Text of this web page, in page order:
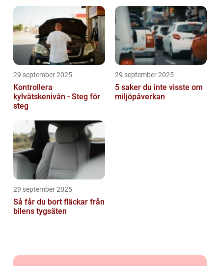
29 september 2025
Kontrollera
kylvätskenivån - Steg för
steg
29 september 2025
5 saker du inte visste om
miljöpåverkan
29 september 2025
Så får du bort fläckar från
bilens tygsäten